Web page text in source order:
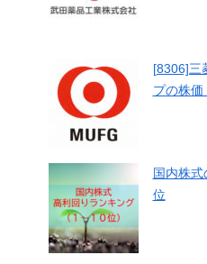
[8306]三
プの株価
国内株
位